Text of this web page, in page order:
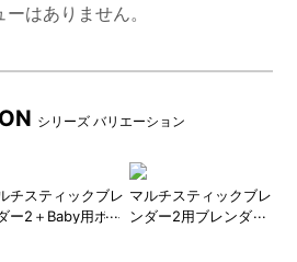
ーはありません。
シリーズ バリエーション
チスティックブレ
ー2＋Baby用ボト
マルチスティックブレ
ンダー2用ブレンダー